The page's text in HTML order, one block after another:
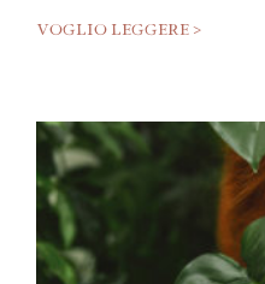
VOGLIO LEGGERE >